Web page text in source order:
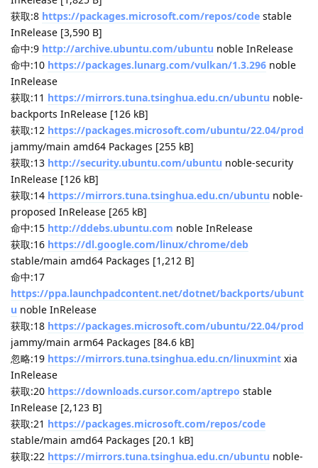
回复
shenmo7192 2025年9月26日
JekYUlll @momen
回复
momen回复了此帖
momen
Lv.127
2025年9月26日
shenmo7192 看起来，只是更新器通过缓存知道有哪些更新，
但是没法通信
JekYUlll，shenmo7192和3人回复了此帖
JekYUlll
1
2025年9月26日
momen
JekYUlll 2025年9月26日